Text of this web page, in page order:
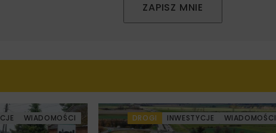
ZAPISZ MNIE
WIADOMOŚCI DROGI INWESTYCJE WIADOMOŚCI